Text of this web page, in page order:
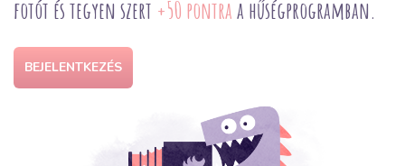
fotót és tegyen szert +50 pontraa hűségprogramban.
BEJELENTKEZÉS